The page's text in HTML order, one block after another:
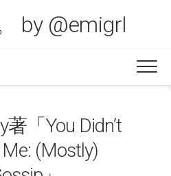
by @emigrl
「You Didn’t
(Mostly)